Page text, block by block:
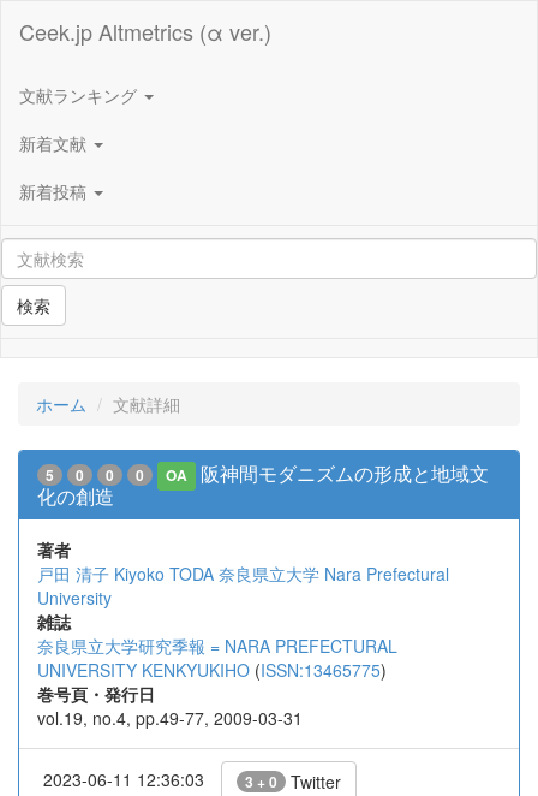
Ceek.jp Altmetrics (α ver.)
文献ランキング
新着文献
新着投稿
検索
ホーム 文献詳細
5 0 0 0 OA
阪神間モダニズムの形成と地域文
化の創造
著者
戸田 清子 Kiyoko TODA 奈良県立大学 Nara Prefectural
University
雑誌
奈良県立大学研究季報 = NARA PREFECTURAL
UNIVERSITY KENKYUKIHO (ISSN:13465775)
巻号頁・発行日
vol.19, no.4, pp.49-77, 2009-03-31
2023-06-11 12:36:03 3 + 0 Twitter